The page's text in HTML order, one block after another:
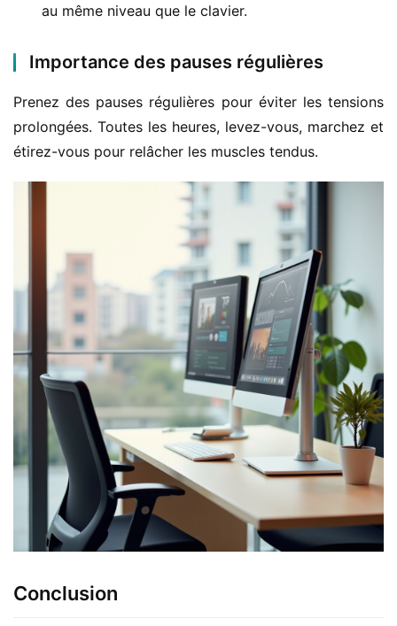
au même niveau que le clavier.
Importance des pauses régulières
Prenez des pauses régulières pour éviter les tensions
prolongées. Toutes les heures, levez-vous, marchez et
étirez-vous pour relâcher les muscles tendus.
Conclusion